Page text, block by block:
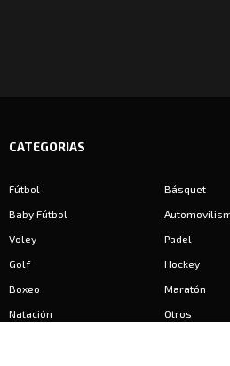
CATEGORIAS
Fútbol
Básquet
Baby Fútbol
Voley
Padel
Golf
Hockey
Boxeo
Maratón
Natación
Otros